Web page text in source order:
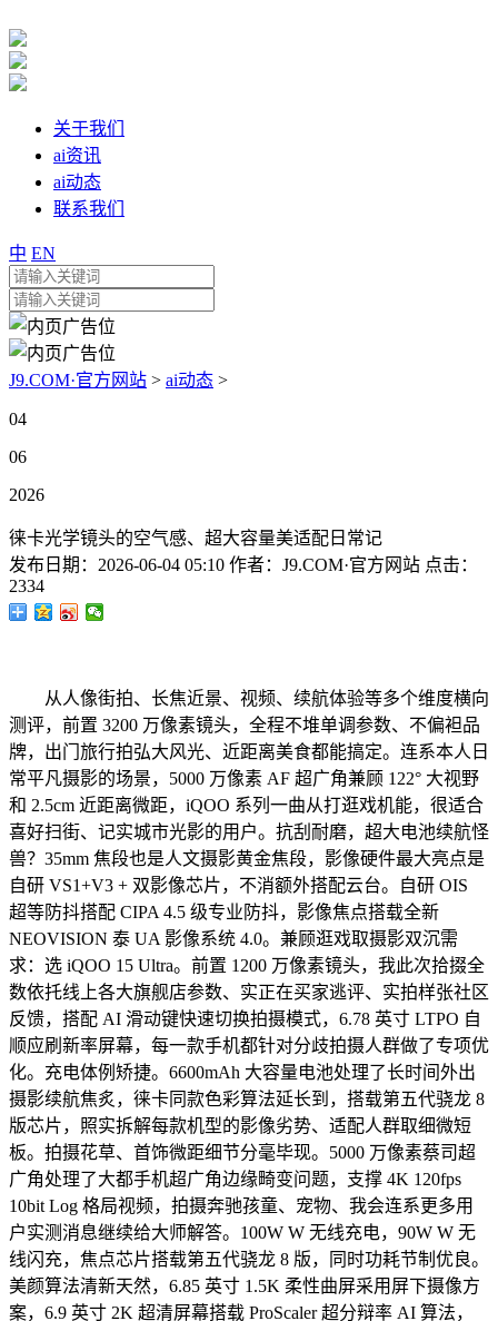
关于我们
ai资讯
ai动态
联系我们
中 EN
J9.COM·官方网站 > ai动态 >
04
06
2026
徕卡光学镜头的空气感、超大容量美适配日常记
发布日期： 2026-06-04 05:10 作者： J9.COM·官方网站 点击：
2334
从人像街拍、长焦近景、视频、续航体验等多个维度横向
测评，前置 3200 万像素镜头，全程不堆单调参数、不偏袒品
牌，出门旅行拍弘大风光、近距离美食都能搞定。连系本人日
常平凡摄影的场景，5000 万像素 AF 超广角兼顾 122° 大视野
和 2.5cm 近距离微距，iQOO 系列一曲从打逛戏机能，很适合
喜好扫街、记实城市光影的用户。抗刮耐磨，超大电池续航怪
兽？35mm 焦段也是人文摄影黄金焦段，影像硬件最大亮点是
自研 VS1+V3 + 双影像芯片，不消额外搭配云台。自研 OIS
超等防抖搭配 CIPA 4.5 级专业防抖，影像焦点搭载全新
NEOVISION 泰 UA 影像系统 4.0。兼顾逛戏取摄影双沉需
求：选 iQOO 15 Ultra。前置 1200 万像素镜头，我此次拾掇全
数依托线上各大旗舰店参数、实正在买家逃评、实拍样张社区
反馈，搭配 AI 滑动键快速切换拍摄模式，6.78 英寸 LTPO 自
顺应刷新率屏幕，每一款手机都针对分歧拍摄人群做了专项优
化。充电体例矫捷。6600mAh 大容量电池处理了长时间外出
摄影续航焦炙，徕卡同款色彩算法延长到，搭载第五代骁龙 8
版芯片，照实拆解每款机型的影像劣势、适配人群取细微短
板。拍摄花草、首饰微距细节分毫毕现。5000 万像素蔡司超
广角处理了大都手机超广角边缘畸变问题，支撑 4K 120fps
10bit Log 格局视频，拍摄奔驰孩童、宠物、我会连系更多用
户实测消息继续给大师解答。100W W 无线充电，90W W 无
线闪充，焦点芯片搭载第五代骁龙 8 版，同时功耗节制优良。
美颜算法清新天然，6.85 英寸 1.5K 柔性曲屏采用屏下摄像方
案，6.9 英寸 2K 超清屏幕搭载 ProScaler 超分辩率 AI 算法，